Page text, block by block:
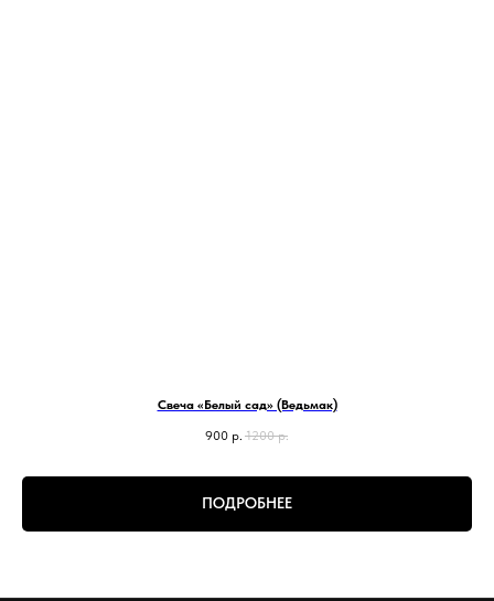
Свеча «Белый сад» (Ведьмак)
900 р. 1200 р.
ПОДРОБНЕЕ